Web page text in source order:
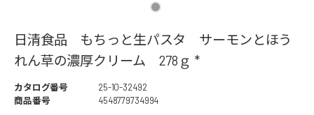
日清食品 もちっと生パスタ サーモンとほう
れん草の濃厚クリーム 278ｇ *
カタログ番号
25-10-32492
商品番号
4548779734994